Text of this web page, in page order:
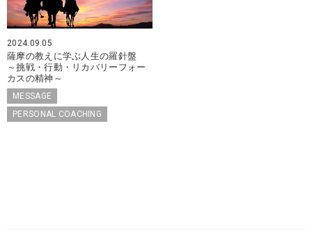
2024.09.05
薩摩の教えに学ぶ人生の羅針盤
～挑戦・行動・リカバリーフォー
カスの精神～
MESSAGE
PERSONAL COACHING